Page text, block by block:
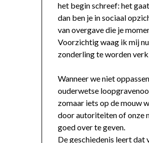
het begin schreef: het
dan ben je in sociaal
van overgave die je
Voorzichtig waag ik mij
zonderling te worden
Wanneer we niet
ouderwetse
zomaar iets op de mouw
door autoriteiten of onze
goed over te geven.
De geschiedenis leert dat